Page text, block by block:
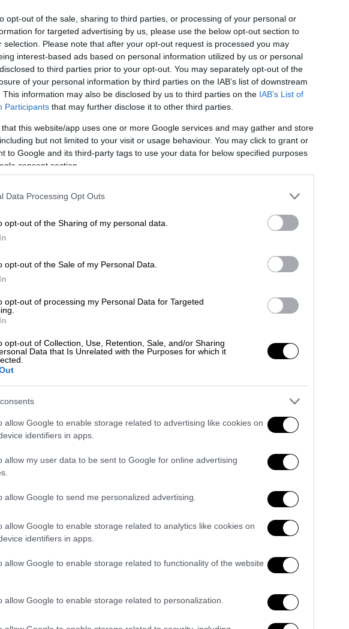
opt-out of the sale, sharing to third parties, or processing of your personal or
for targeted advertising by us, please use the below opt-out section to
selection. Please note that after your opt-out request is processed you may
interest-based ads based on personal information utilized by us or personal
to third parties prior to your opt-out. You may separately opt-out of the
of your personal information by third parties on the IAB’s list of downstream
This information may also be disclosed by us to third parties on the IAB’s List of
Participants that may further disclose it to other third parties.
that this website/app uses one or more Google services and may gather and store
but not limited to your visit or usage behaviour. You may click to grant or
to Google and its third-party tags to use your data for below specified purposes
consent section.
Data Processing Opt Outs
opt-out of the Sharing of my personal data.
opt-out of the Sale of my Personal Data.
opt-out of processing my Personal Data for Targeted
opt-out of Collection, Use, Retention, Sale, and/or Sharing
Data that Is Unrelated with the Purposes for which it
allow Google to enable storage related to advertising like cookies on
identifiers in apps.
allow my user data to be sent to Google for online advertising
allow Google to send me personalized advertising.
allow Google to enable storage related to analytics like cookies on
identifiers in apps.
allow Google to enable storage related to functionality of the website
allow Google to enable storage related to personalization.
του '
οιτουρκικές Αρχές.
Τουρκία
χώρα θα κριθούν σε δύο πράγματα. Αφενός
του εκδημοκρατισμού στην Τουρκία
Αφετέρου αυτές θα εξαρτηθούν
την κατάσταση στα άκρα,να
στην περίπτωση που χάσει-και να
η επόμενη μέρα στην Τουρκία, όπως εκτιμά
για την χώρα.
«Αν κερδίσει ο
έχουμε αμφισβήτηση του αποτελέσματος,
νίκη. Ένα τέτοιο ενδεχόμενο θα
εκτιμά ότι θα έχουμε πολύ κακές
ο Ερντογάν να φτάσει ακόμα και σε